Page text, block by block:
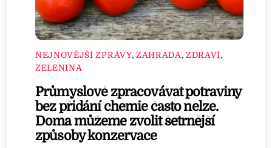
NEJNOVĚJŠÍ ZPRÁVY, ZAHRADA, ZDRAVÍ,
ZELENINA
Průmyslově zpracovávat potraviny
bez přidání chemie často nelze.
Doma můžeme zvolit šetrnější
způsoby konzervace